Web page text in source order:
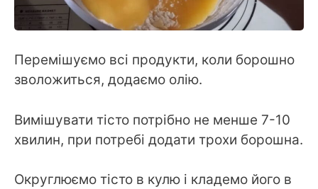
Перемішуємо всі продукти, коли борошно
зволожиться, додаємо олію.
Вимішувати тісто потрібно не менше 7-10
хвилин, при потребі додати трохи борошна.
Округлюємо тісто в кулю і кладемо його в